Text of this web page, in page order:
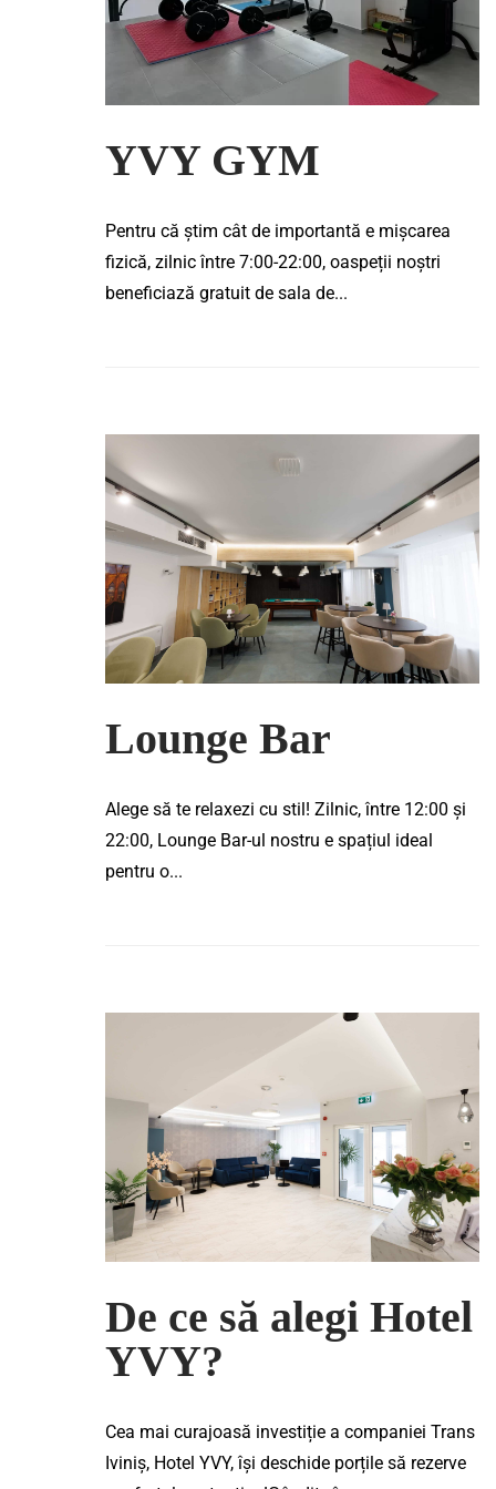
YVY GYM
Pentru că știm cât de importantă e mișcarea
fizică, zilnic între 7:00-22:00, oaspeții noștri
beneficiază gratuit de sala de...
Lounge Bar
Alege să te relaxezi cu stil! Zilnic, între 12:00 și
22:00, Lounge Bar-ul nostru e spațiul ideal
pentru o...
De ce să alegi Hotel
YVY?
Cea mai curajoasă investiție a companiei Trans
Iviniș, Hotel YVY, își deschide porțile să rezerve